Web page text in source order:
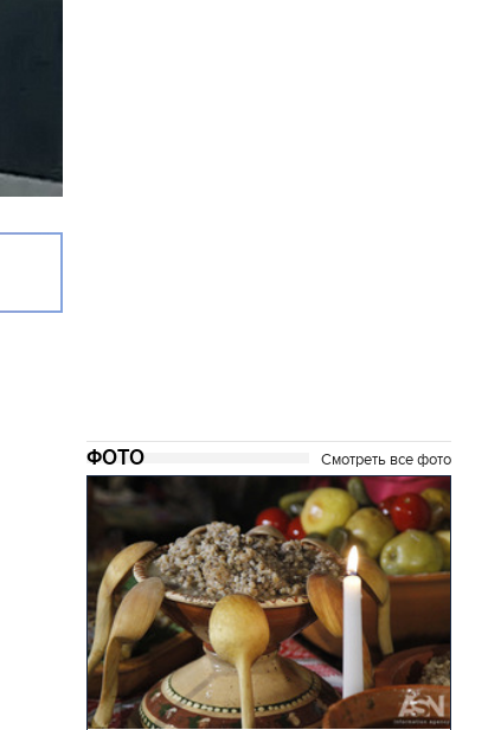
ФОТО Смотреть все фото